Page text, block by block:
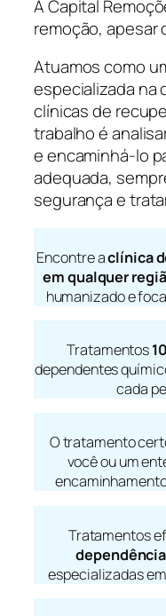
A Capital
remoção, apesar
Atuamos como
especializada na
clínicas de
trabalho é
e encaminhá-lo
adequada,
segurança e
Encontre aclínica
em qualquer
humanizado e
Tratamentos
dependentes
cada
O tratamento
você ou um
Tratamentos
especializadas